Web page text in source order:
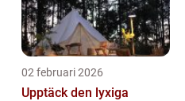
02 februari 2026
Upptäck den lyxiga